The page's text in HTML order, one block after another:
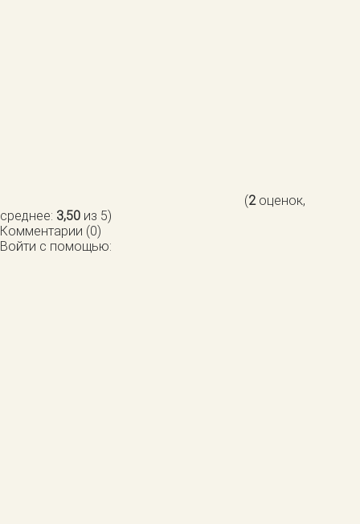
(2оценок,
среднее: 3,50 из 5)
Комментарии (0)
Войти с помощью: